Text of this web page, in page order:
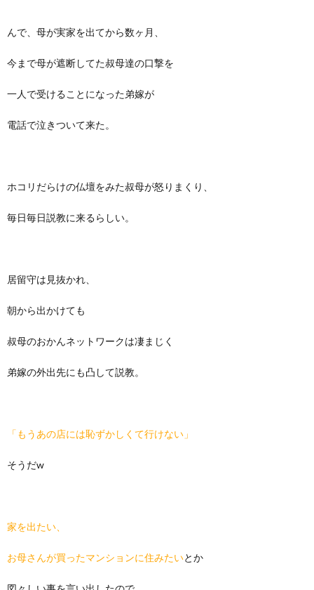
んで、母が実家を出てから数ヶ月、
今まで母が遮断してた叔母達の口撃を
一人で受けることになった弟嫁が
電話で泣きついて来た。
ホコリだらけの仏壇をみた叔母が怒りまくり、
毎日毎日説教に来るらしい。
居留守は見抜かれ、
朝から出かけても
叔母のおかんネットワークは凄まじく
弟嫁の外出先にも凸して説教。
「もうあの店には恥ずかしくて行けない」
そうだw
家を出たい、
お母さんが買ったマンションに住みたいとか